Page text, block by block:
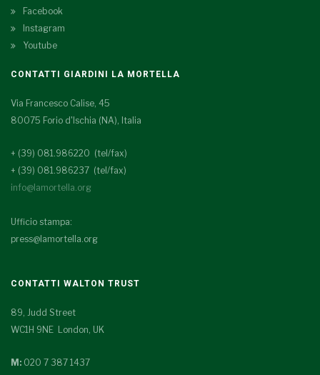
Facebook
Instagram
Youtube
CONTATTI GIARDINI LA MORTELLA
Via Francesco Calise, 45
80075 Forio d'Ischia (NA), Italia
+ (39) 081.986220 (tel/fax)
+ (39) 081.986237 (tel/fax)
info@lamortella.org
Ufficio stampa:
press@lamortella.org
CONTATTI WALTON TRUST
89, Judd Street
WC1H 9NE London, UK
M: 020 7 387 1437